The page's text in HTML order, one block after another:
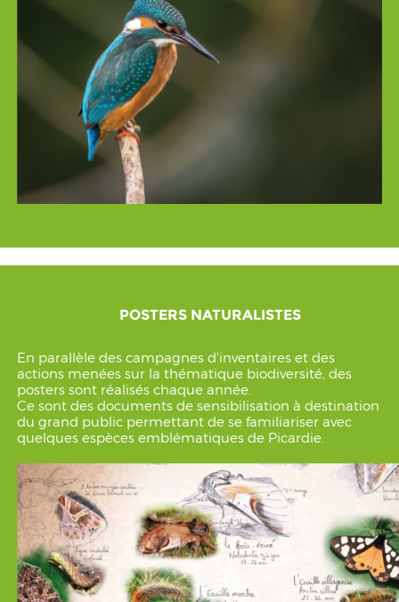
POSTERS NATURALISTES
En parallèle des campagnes d'inventaires et des
actions menées sur la thématique biodiversité, des
posters sont réalisés chaque année.
Ce sont des documents de sensibilisation à destination
du grand public permettant de se familiariser avec
quelques espèces emblématiques de Picardie.